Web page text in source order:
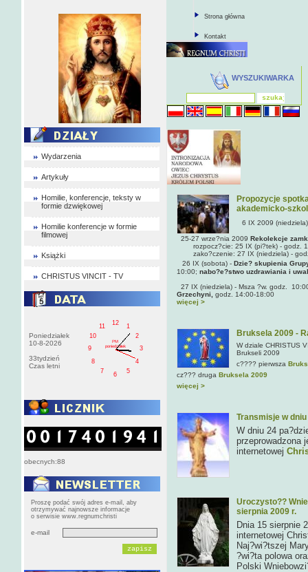
Wydarzenia
Artykuły
Homilie, konferencje, teksty w
formie dzwiękowej
Homilie konferencje w formie
filmowej
Książki
CHRISTUS VINCIT - TV
Poniedziałek
10-8-2026
33tydzień
Czas letni
1
2
3
4
5
6
7
8
9
10
11
12
PM
poniedziałek
obecnych:88
Proszę podać swój adres e-mail, aby
otrzymywać najnowsze informacje
o serwisie www.regnumchristi
e-mail
Strona główna
Kontakt
WYSZUKIWARKA
Propozycje
akademicko-
6 IX 2009 (niedziela)
25-27 wrze?nia 2009 Rekolekcje
rozpocz?cie: 25 IX (pi?tek) - godz.
zako?czenie: 27 IX (niedziela) -
26 IX (sobota) - Dzie? skupienia
10:00; nabo?e?stwo uzdrawiania i
27 IX (niedziela) - Msza ?w. godz.
Grzechyni, godz. 14:00-18:00
więcej >
Bruksela 2009 -
W dziale CHRISTUS
Brukseli 2009
c???? pierwsza
cz??? druga Bruksela 2009
więcej >
Transmisje w
W dniu 24
przeprowadzona
internetowej
Uroczysto??
sierpnia 2009 r.
Dnia 15 sierpnie
internetowej
Naj?wi?tszej
?wi?ta polowa
Polski